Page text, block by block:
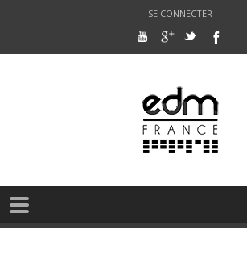
SE CONNECTER